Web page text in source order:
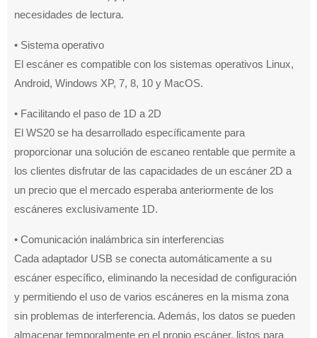
necesidades de lectura.
• Sistema operativo
El escáner es compatible con los sistemas operativos Linux,
Android, Windows XP, 7, 8, 10 y MacOS.
• Facilitando el paso de 1D a 2D
El WS20 se ha desarrollado específicamente para
proporcionar una solución de escaneo rentable que permite a
los clientes disfrutar de las capacidades de un escáner 2D a
un precio que el mercado esperaba anteriormente de los
escáneres exclusivamente 1D.
• Comunicación inalámbrica sin interferencias
Cada adaptador USB se conecta automáticamente a su
escáner específico, eliminando la necesidad de configuración
y permitiendo el uso de varios escáneres en la misma zona
sin problemas de interferencia. Además, los datos se pueden
almacenar temporalmente en el propio escáner, listos para